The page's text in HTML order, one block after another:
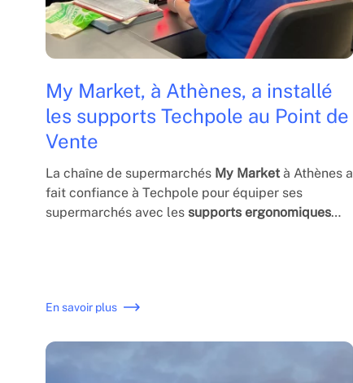
My Market, à Athènes, a installé
les supports Techpole au Point de
Vente
La chaîne de supermarchés My Market à Athènes a
fait confiance à Techpole pour équiper ses
supermarchés avec les supports ergonomiques
En savoir plus